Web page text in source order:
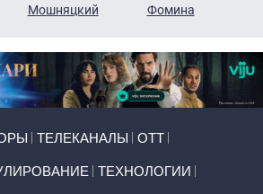
Мошняцкий
Фомина
ТЕЛЕКАНАЛЫ ОТТ
ТЕХНОЛОГИИ